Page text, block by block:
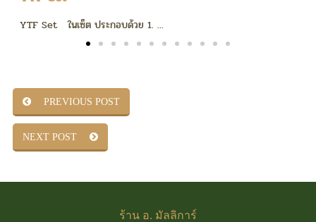
YTF Set ในเซ็ต ประกอบด้วย 1. ...
PREVIOUS POST
NEXT POST
ร้าน อ. มัลลิการ์